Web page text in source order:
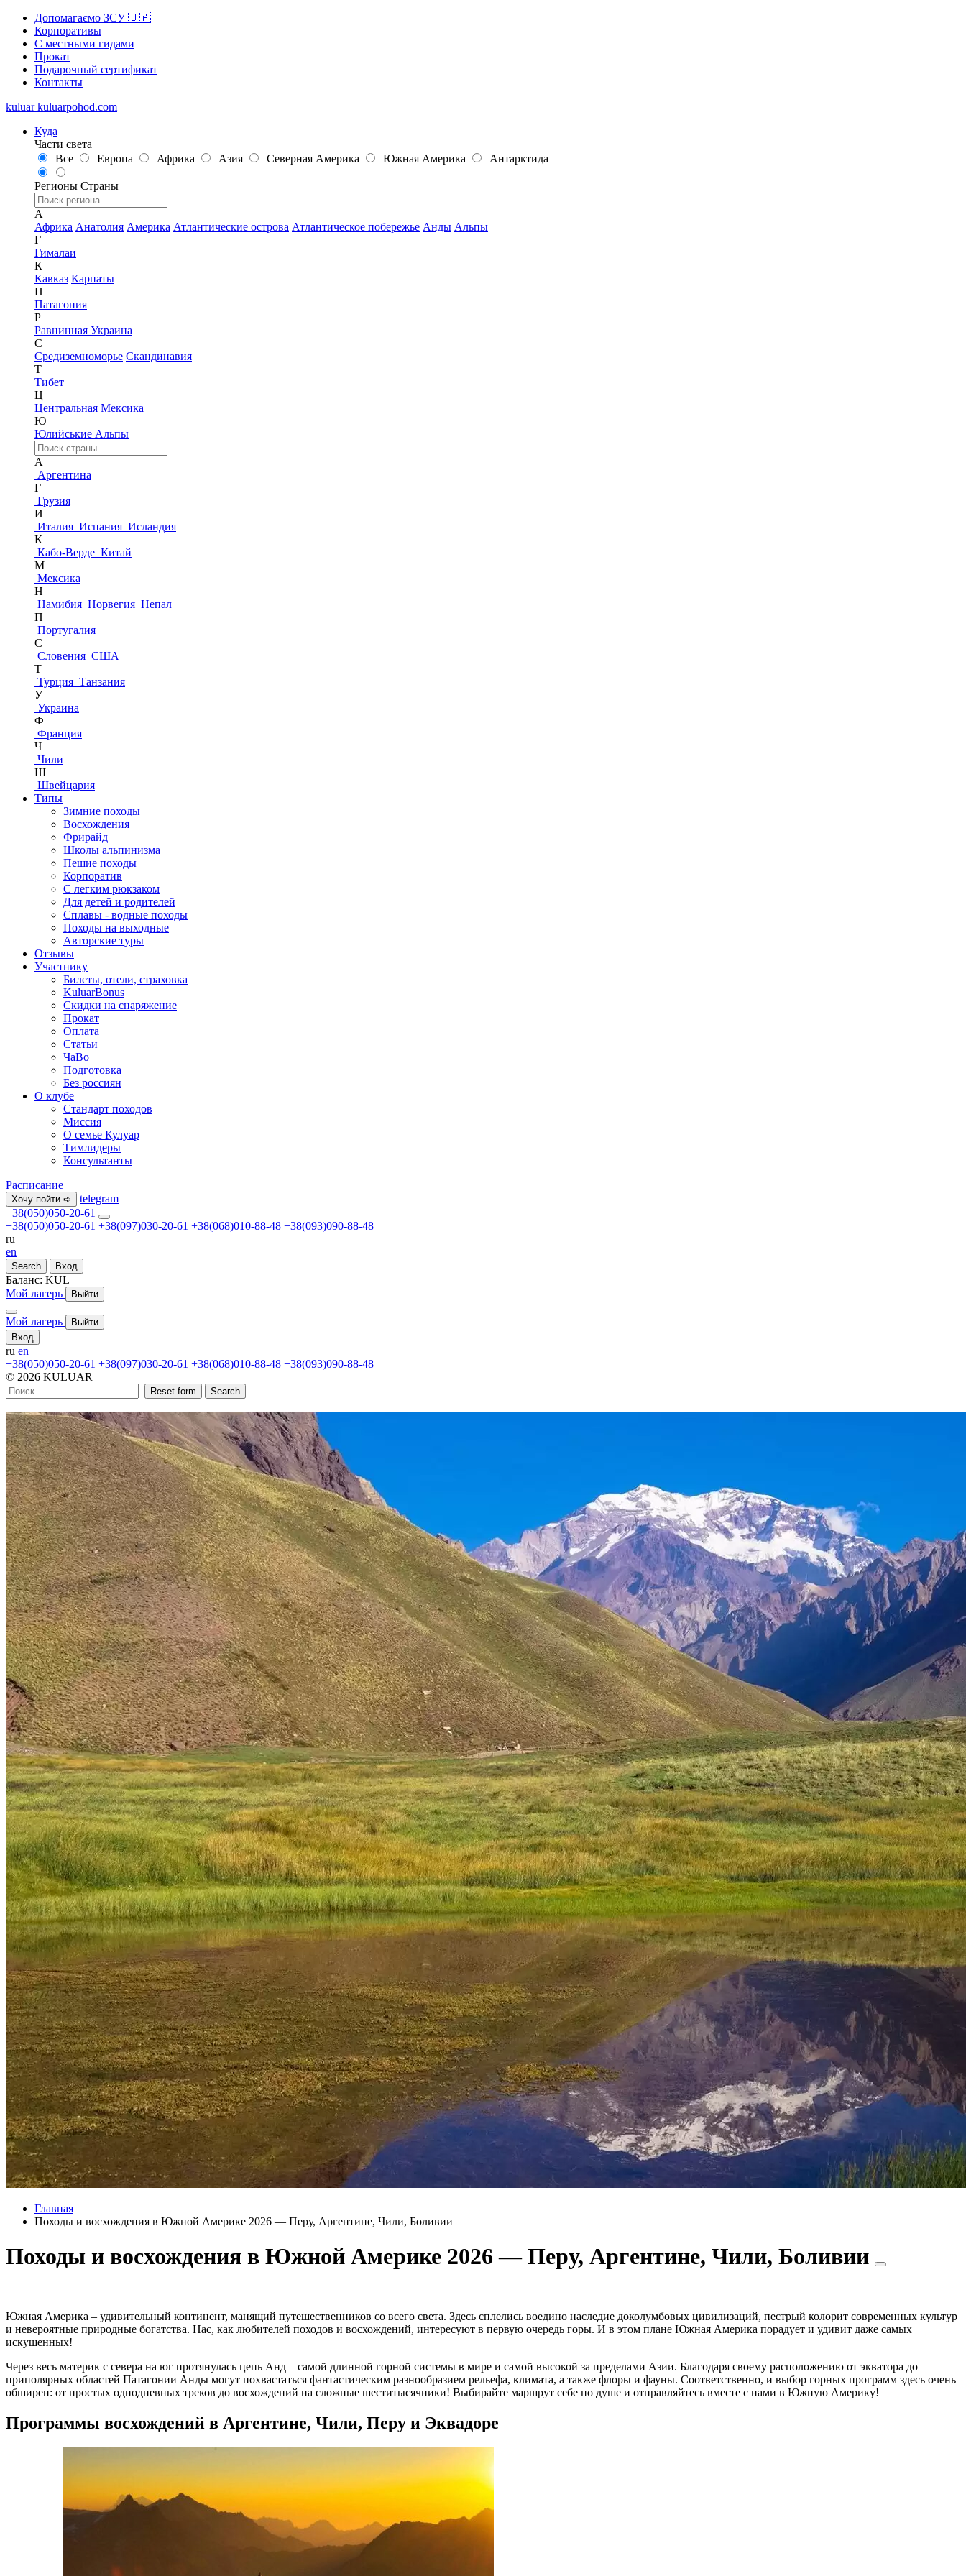
Допомагаємо ЗСУ 🇺🇦
Корпоративы
С местными гидами
Прокат
Подарочный сертификат
Контакты
kuluar kuluarpohod.com
Куда
Части света
Все
Европа Африка Азия Северная Америка Южная Америка Антарктида
Регионы Страны
А
Африка Анатолия Америка Атлантические острова Атлантическое побережье Анды Альпы
Г
Гималаи
К
Кавказ Карпаты
П
Патагония
Р
Равнинная Украина
С
Средиземноморье Скандинавия
Т
Тибет
Ц
Центральная Мексика
Ю
Юлийськие Альпы
А
Аргентина
Г
Грузия
И
Италия Испания Исландия
К
Кабо-Верде Китай
М
Мексика
Н
Намибия Норвегия Непал
П
Португалия
С
Словения США
Т
Турция Танзания
У
Украина
Ф
Франция
Ч
Чили
Ш
Швейцария
Типы
Зимние походы
Восхождения
Фрирайд
Школы альпинизма
Пешие походы
Корпоратив
С легким рюкзаком
Для детей и родителей
Сплавы - водные походы
Походы на выходные
Авторские туры
Отзывы
Участнику
Билеты, отели, страховка
KuluarBonus
Скидки на снаряжение
Прокат
Оплата
Статьи
ЧаВо
Подготовка
Без россиян
О клубе
Стандарт походов
Миссия
О семье Кулуар
Тимлидеры
Консультанты
Расписание
Хочу пойти ➪
telegram
+38(050)050-20-61
+38(050)050-20-61 +38(097)030-20-61 +38(068)010-88-48 +38(093)090-88-48
ru
en
Search Вход
Баланс: KUL
Мой лагерь
Выйти
Мой лагерь
Выйти
Вход
ru en
+38(050)050-20-61 +38(097)030-20-61 +38(068)010-88-48 +38(093)090-88-48
© 2026 KULUAR
Reset form Search
Главная
Походы и восхождения в Южной Америке 2026 — Перу, Аргентине, Чили, Боливии
Походы и восхождения в Южной Америке 2026 — Перу, Аргентине, Чили, Боливии
Южная Америка – удивительный континент, манящий путешественников со всего света. Здесь сплелись воедино наследие доколумбовых цивилизаций, пестрый колорит современных культур
и невероятные природные богатства. Нас, как любителей походов и восхождений, интересуют в первую очередь горы. И в этом плане Южная Америка порадует и удивит даже самых
искушенных!
Через весь материк с севера на юг протянулась цепь Анд – самой длинной горной системы в мире и самой высокой за пределами Азии. Благодаря своему расположению от экватора до
приполярных областей Патагонии Анды могут похвастаться фантастическим разнообразием рельефа, климата, а также флоры и фауны. Соответственно, и выбор горных программ здесь очень
обширен: от простых однодневных треков до восхождений на сложные шеститысячники! Выбирайте маршрут себе по душе и отправляйтесь вместе с нами в Южную Америку!
Программы восхождений в Аргентине, Чили, Перу и Эквадоре